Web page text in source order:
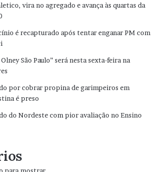
vira no agregado e avança às quartas da
é recapturado após tentar enganar PM com
São Paulo” será nesta sexta-feira na
por cobrar propina de garimpeiros em
é preso
do Nordeste com pior avaliação no Ensino